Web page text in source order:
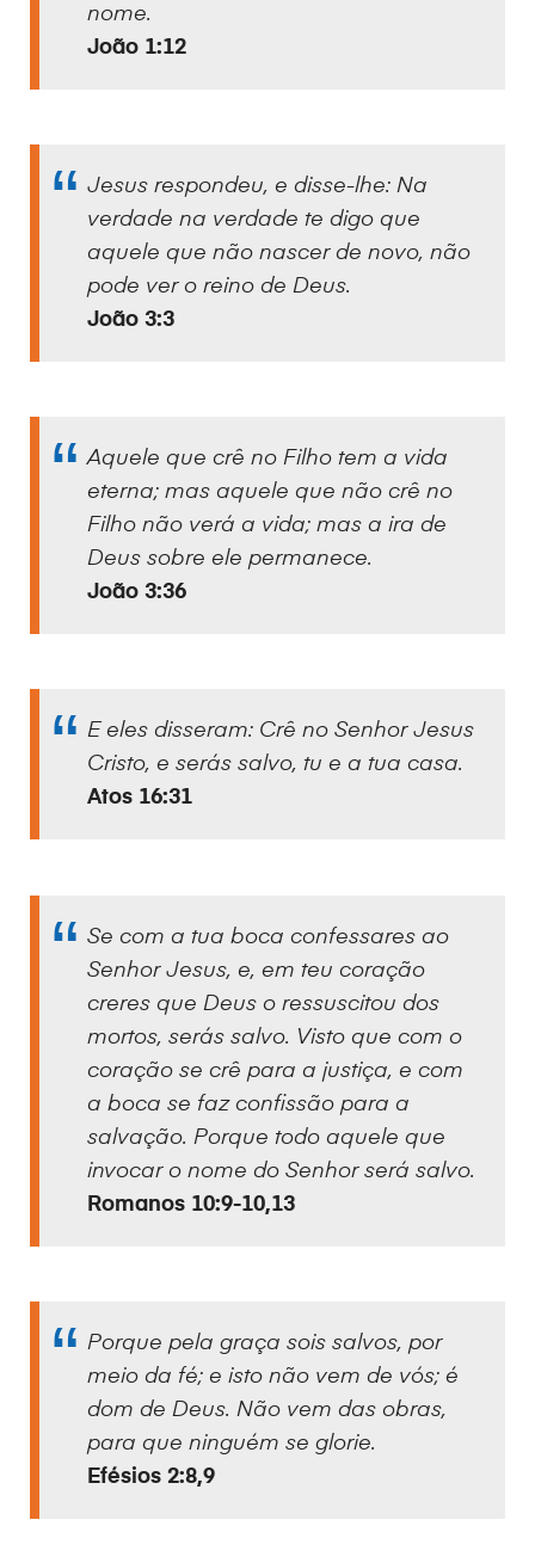
nome.
João 1:12
Jesus respondeu, e disse-lhe: Na
verdade na verdade te digo que
aquele que não nascer de novo, não
pode ver o reino de Deus.
João 3:3
Aquele que crê no Filho tem a vida
eterna; mas aquele que não crê no
Filho não verá a vida; mas a ira de
Deus sobre ele permanece.
João 3:36
E eles disseram: Crê no Senhor Jesus
Cristo, e serás salvo, tu e a tua casa.
Atos 16:31
Se com a tua boca confessares ao
Senhor Jesus, e, em teu coração
creres que Deus o ressuscitou dos
mortos, serás salvo. Visto que com o
coração se crê para a justiça, e com
a boca se faz confissão para a
salvação. Porque todo aquele que
invocar o nome do Senhor será salvo.
Romanos 10:9-10,13
Porque pela graça sois salvos, por
meio da fé; e isto não vem de vós; é
dom de Deus. Não vem das obras,
para que ninguém se glorie.
Efésios 2:8,9